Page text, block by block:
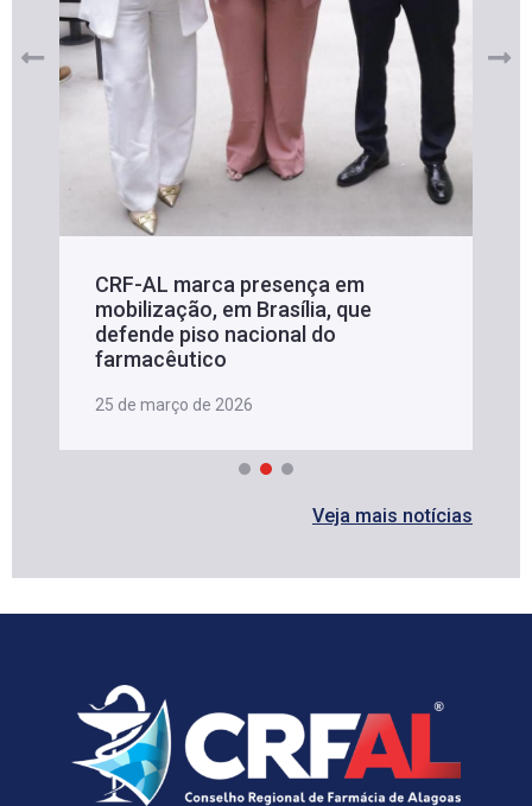
CRF-AL marca presença em
mobilização, em Brasília, que
defende piso nacional do
farmacêutico
25 de março de 2026
Veja mais notícias